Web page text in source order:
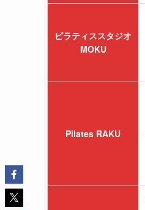
ピラティススタジオ
MOKU
Pilates RAKU